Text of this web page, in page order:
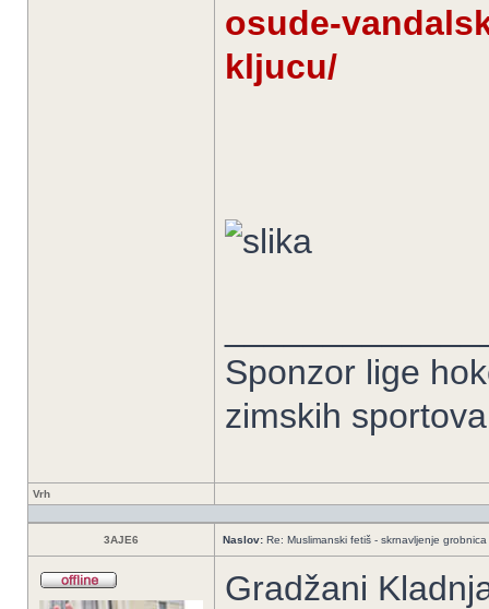
osude-
kljucu/
Sponzor lige
zimskih
Vrh
3AJE6 Naslov: Re: Muslimanski fetiš - skrnavljenje
Gradžani